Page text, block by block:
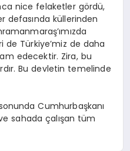
nice felaketler gördü,
defasında küllerinden
Türkiye’miz de daha
edecektir. Zira, bu
Bu devletin temelinde
Cumhurbaşkanı
sahada çalışan tüm